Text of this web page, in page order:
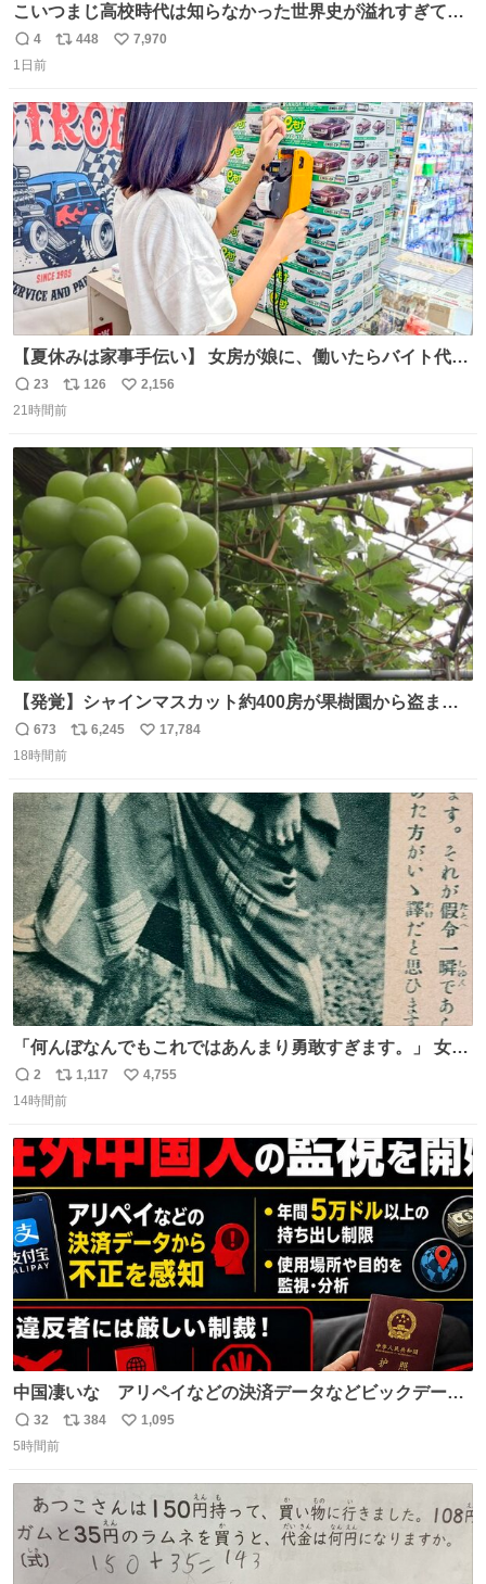
こいつまじ高校時代は知らなかった世界史が溢れすぎてて
𝑩𝑰𝑮 𝑳𝑶𝑽𝑬＿＿
返
信
4
リ
ト
数
448
い
数
7,970
1日前
【夏休みは家事手伝い】 女房が娘に、働いたらバイト代も
らえば？と言ったら、娘は、いらない、と言って黙々と働
いてくれました。 あとでソフトクリーム買ってやろうと思
返
信
23
リ
ポ
ト
数
126
い
数
2,156
21時間前
【発覚】シャインマスカット約400房が果樹園から盗まれ
る 栃木・佐野市 news.livedoor.com/article/detail… 被害
に遭った果樹園には防犯カメラなどはなく、シャインマス
今年に入って同様の被害は確認されておらず、警察はパト
ロールを強化する。
返
信
673
リ
ト
数
6,245
い
数
17,784
18時間前
「何んぼなんでもこれではあんまり勇敢すぎます。」 女性
の立ち振る舞い指南コーナーで、大股を「下品」や「はし
たない」という言葉を使わず「勇敢すぎます」と洒落っ気
っていきたい… （昭和4年婦人倶楽部新年号より）
返
信
2
リ
ポ
ト
数
1,117
い
数
4,755
14時間前
中国凄いな アリペイなどの決済データなどビックデータ
で海外にいる中国人の監視をはじめ、多額の資金決済など
があれば帰国命令を出しはじめたらしい。そして、パスポ
返
信
32
リ
ト
384
い
数
1,095
5時間前